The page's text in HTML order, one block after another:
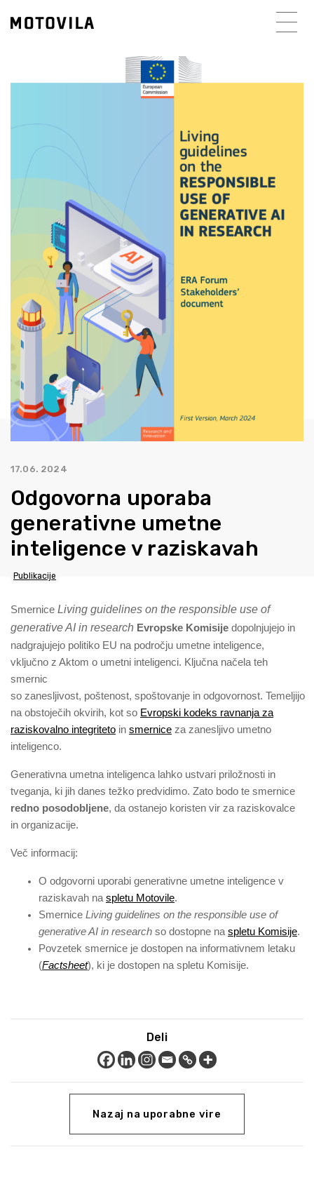
17.06. 2024
Odgovorna uporaba
generativne umetne
inteligence v raziskavah
Publikacije
Smernice Living guidelines on the responsible use of
generative AI in research Evropske Komisije dopolnjujejo in
nadgrajujejo politiko EU na področju umetne inteligence,
vključno z Aktom o umetni inteligenci. Ključna načela teh
smernic
so zanesljivost, poštenost, spoštovanje in odgovornost. Temeljijo
na obstoječih okvirih, kot so Evropski kodeks ravnanja za
raziskovalno integriteto in smernice za zanesljivo umetno
inteligenco.
Generativna umetna inteligenca lahko ustvari priložnosti in
tveganja, ki jih danes težko predvidimo. Zato bodo te smernice
redno posodobljene, da ostanejo koristen vir za raziskovalce
in organizacije.
Več informacij:
O odgovorni uporabi generativne umetne inteligence v
raziskavah na spletu Motovile.
Smernice Living guidelines on the responsible use of
generative AI in research so dostopne na spletu Komisije.
Povzetek smernice je dostopen na informativnem letaku
(Factsheet), ki je dostopen na spletu Komisije.
Deli
Nazaj na uporabne vire